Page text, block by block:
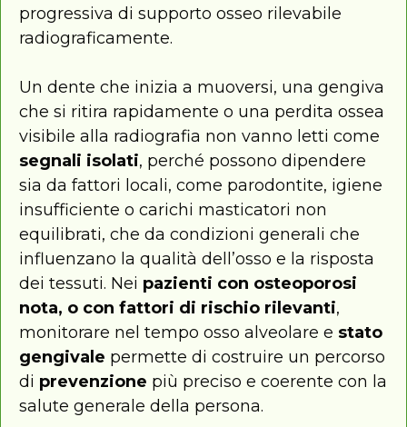
progressiva di supporto osseo rilevabile
radiograficamente.
Un dente che inizia a muoversi, una gengiva
che si ritira rapidamente o una perdita ossea
visibile alla radiografia non vanno letti come
segnali isolati, perché possono dipendere
sia da fattori locali, come parodontite, igiene
insufficiente o carichi masticatori non
equilibrati, che da condizioni generali che
influenzano la qualità dell’osso e la risposta
dei tessuti. Nei pazienti con osteoporosi
nota, o con fattori di rischio rilevanti,
monitorare nel tempo osso alveolare e stato
gengivale permette di costruire un percorso
di prevenzione più preciso e coerente con la
salute generale della persona.